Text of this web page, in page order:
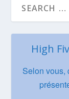
High
Selon vous,